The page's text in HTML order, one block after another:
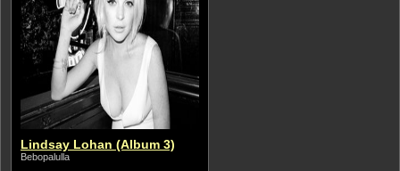
Lindsay Lohan (Album 3)
Bebopalulla